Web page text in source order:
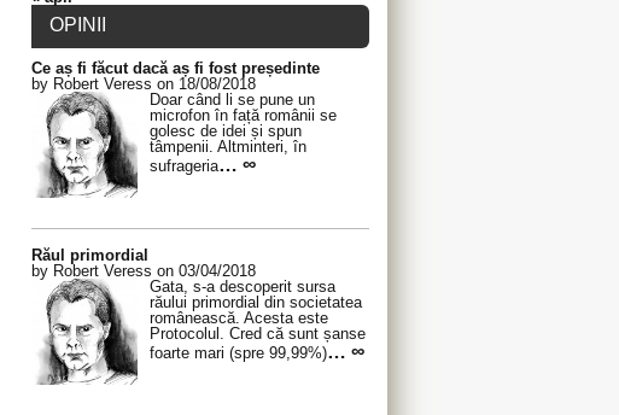
OPINII
Ce aș fi făcut dacă aș fi fost președinte
by Robert Veress on 18/08/2018
Doar când li se pune un
microfon în față românii se
golesc de idei și spun
tâmpenii. Altminteri, în
sufrageria… ∞
Răul primordial
by Robert Veress on 03/04/2018
Gata, s-a descoperit sursa
răului primordial din societatea
românească. Acesta este
Protocolul. Cred că sunt șanse
foarte mari (spre 99,99%)… ∞